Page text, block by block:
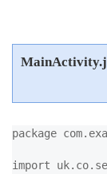
package
import